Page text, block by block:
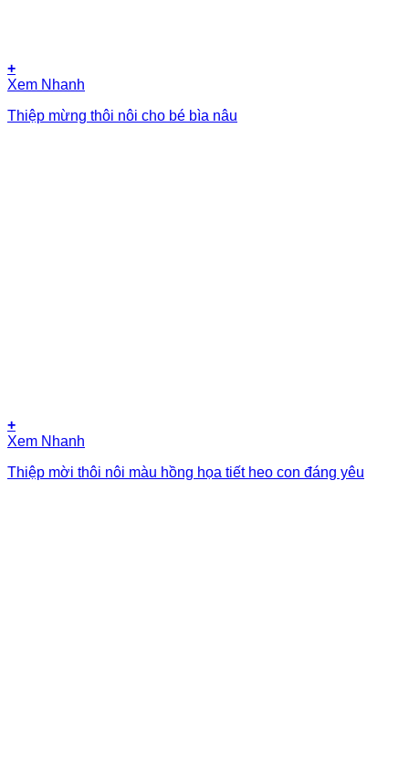
+
Xem Nhanh
Thiệp mừng thôi nôi cho bé bìa nâu
+
Xem Nhanh
Thiệp mời thôi nôi màu hồng họa tiết heo con đáng yêu